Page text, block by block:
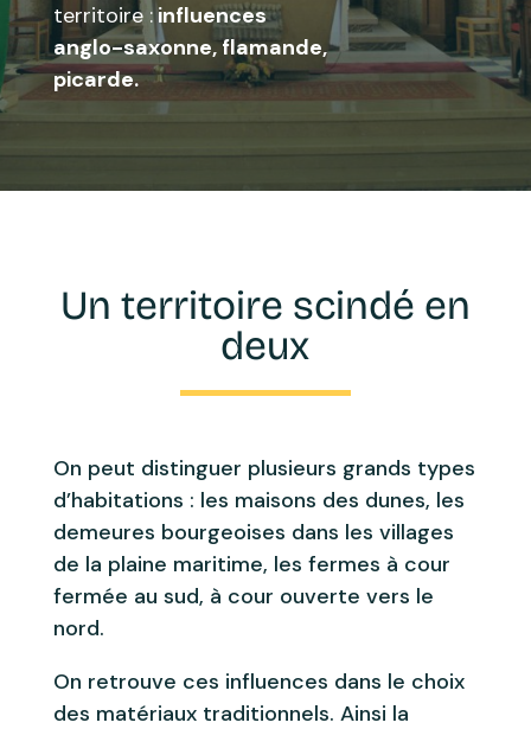
territoire :influences
anglo-saxonne, flamande,
picarde.
Un territoire scindé en
deux
On peut distinguer plusieurs grands types
d’habitations : les maisons des dunes, les
demeures bourgeoises dans les villages
de la plaine maritime, les fermes à cour
fermée au sud, à cour ouverte vers le
nord.
On retrouve ces influences dans le choix
des matériaux traditionnels. Ainsi la